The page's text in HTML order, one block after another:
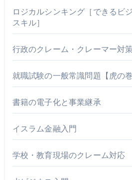
ロジカルシンキング［できるビ
スキル］
行政のクレーム・クレーマー対
就職試験の一般常識問題【虎の巻
書籍の電子化と事業継承
イスラム金融入門
学校・教育現場のクレーム対応